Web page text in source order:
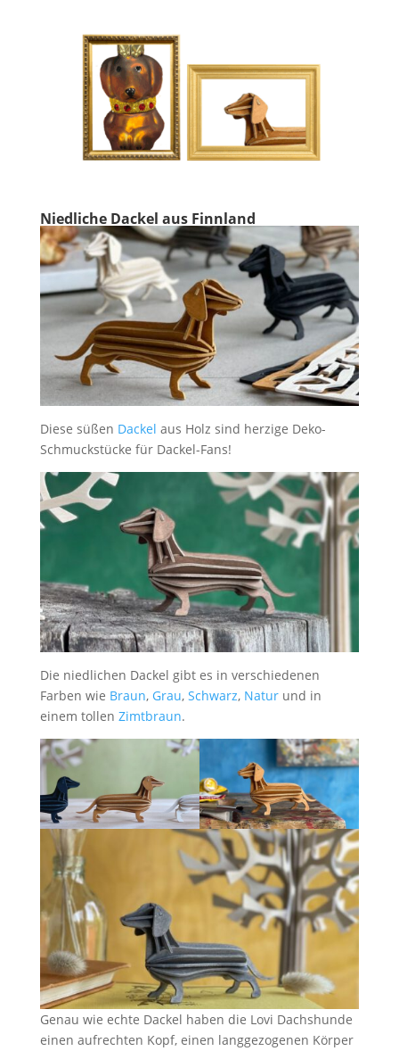
Niedliche Dackel aus Finnland
Diese süßen Dackel aus Holz sind herzige Deko-
Schmuckstücke für Dackel-Fans!
Die niedlichen Dackel gibt es in verschiedenen
Farben wie Braun, Grau, Schwarz, Naturund in
einem tollen Zimtbraun.
Genau wie echte Dackel haben die Lovi Dachshunde
einen aufrechten Kopf, einen langgezogenen Körper